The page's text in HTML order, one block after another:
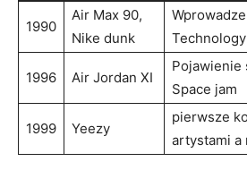
1990
Air Max 90,
Nike dunk
Technology
1996 Air Jordan XI
Pojawienie
Space jam
1999 Yeezy
pierwsze
artystami a